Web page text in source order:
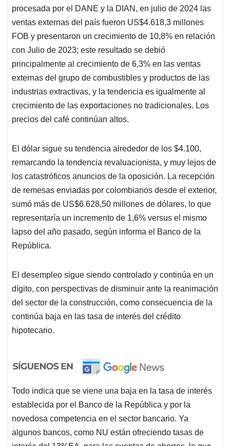
procesada por el DANE y la DIAN, en julio de 2024 las
ventas externas del país fueron US$4.618,3 millones
FOB y presentaron un crecimiento de 10,8% en relación
con Julio de 2023; este resultado se debió
principalmente al crecimiento de 6,3% en las ventas
externas del grupo de combustibles y productos de las
industrias extractivas, y la tendencia es igualmente al
crecimiento de las exportaciones no tradicionales. Los
precios del café continúan altos.
El dólar sigue su tendencia alrededor de los $4.100,
remarcando la tendencia revaluacionista, y muy lejos de
los catastróficos anuncios de la oposición. La recepción
de remesas enviadas por colombianos desde el exterior,
sumó más de US$6.628,50 millones de dólares, lo que
representaría un incremento de 1,6% versus el mismo
lapso del año pasado, según informa el Banco de la
República.
El desempleo sigue siendo controlado y continúa en un
dígito, con perspectivas de disminuir ante la reanimación
del sector de la construcción, como consecuencia de la
continúa baja en las tasa de interés del crédito
hipotecario.
Todo indica que se viene una baja en la tasa de interés
establecida por el Banco de la República y por la
novedosa competencia en el sector bancario. Ya
algunos bancos, como NU están ofreciendo tasas de